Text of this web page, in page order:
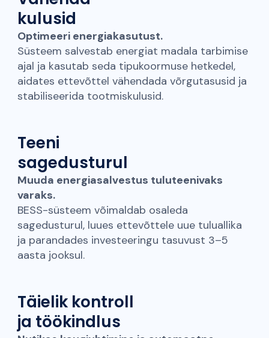
kulusid
Optimeeri energiakasutust.
Süsteem salvestab energiat madala tarbimise
ajal ja kasutab seda tipukoormuse hetkedel,
aidates ettevõttel vähendada võrgutasusid ja
stabiliseerida tootmiskulusid.
Teeni
sagedusturul
Muuda energiasalvestus tuluteenivaks
varaks.
BESS-süsteem võimaldab osaleda
sagedusturul, luues ettevõttele uue tuluallika
ja parandades investeeringu tasuvust 3–5
aasta jooksul.
Täielik kontroll
ja töökindlus